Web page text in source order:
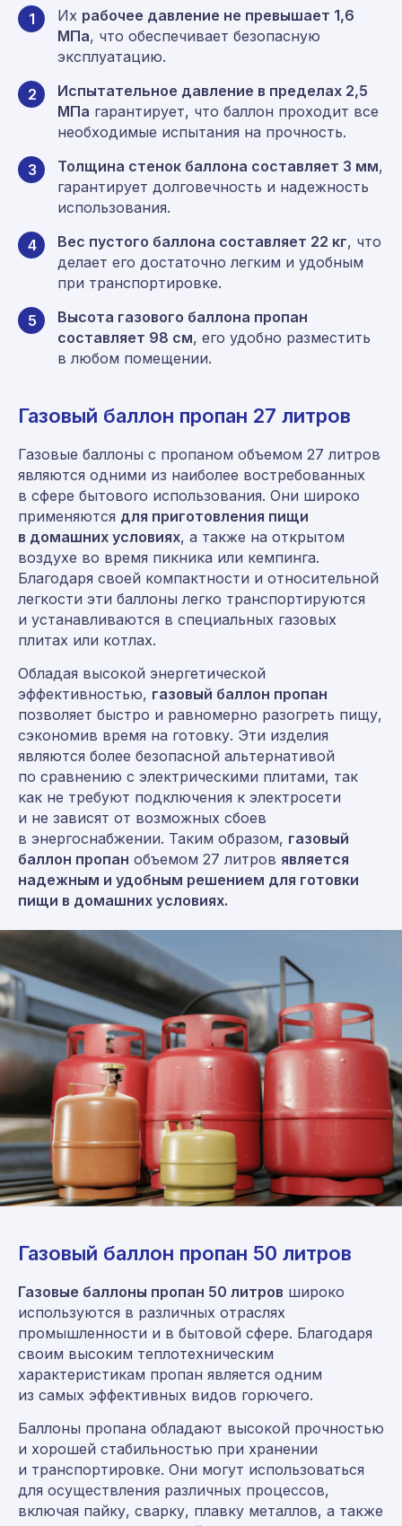
1 Их рабочее давление не превышает 1,6
МПа, что обеспечивает безопасную
эксплуатацию.
2
Испытательное давление в пределах 2,5
МПа гарантирует, что баллон проходит все
необходимые испытания на прочность.
3 Толщина стенок баллона составляет 3 мм,
гарантирует долговечность и надежность
использования.
4 Вес пустого баллона составляет 22 кг, что
делает его достаточно легким и удобным
при транспортировке.
5
Высота газового баллона пропан
составляет 98 см, его удобно разместить
в любом помещении.
Газовый баллон пропан 27 литров
Газовые баллоны с пропаном объемом 27 литров
являются одними из наиболее востребованных
в сфере бытового использования. Они широко
применяются для приготовления пищи
в домашних условиях, а также на открытом
воздухе во время пикника или кемпинга.
Благодаря своей компактности и относительной
легкости эти баллоны легко транспортируются
и устанавливаются в специальных газовых
плитах или котлах.
Обладая высокой энергетической
эффективностью, газовый баллон пропан
позволяет быстро и равномерно разогреть пищу,
сэкономив время на готовку. Эти изделия
являются более безопасной альтернативой
по сравнению с электрическими плитами, так
как не требуют подключения к электросети
и не зависят от возможных сбоев
в энергоснабжении. Таким образом, газовый
баллон пропан объемом 27 литров является
надежным и удобным решением для готовки
пищи в домашних условиях.
Газовый баллон пропан 50 литров
Газовые баллоны пропан 50 литров широко
используются в различных отраслях
промышленности и в бытовой сфере. Благодаря
своим высоким теплотехническим
характеристикам пропан является одним
из самых эффективных видов горючего.
Баллоны пропана обладают высокой прочностью
и хорошей стабильностью при хранении
и транспортировке. Они могут использоваться
для осуществления различных процессов,
включая пайку, сварку, плавку металлов, а также